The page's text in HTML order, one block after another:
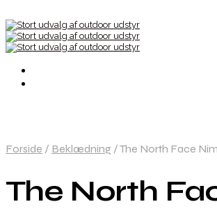
Forside / Beklædning /The North Face
The North